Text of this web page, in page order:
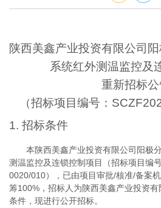
陕西美鑫产业投资有限公司
系统红外测温监控及
重新招标公
（招标项目编号：
1. 招标条件
本陕西美鑫产业投资有限公司阳极
测温监控及连锁控制项目（招标项目编号
0020/010），已由项目审批/核准/备案
筹100% ，招标人为陕西美鑫产业投资
条件，现进行公开招标。